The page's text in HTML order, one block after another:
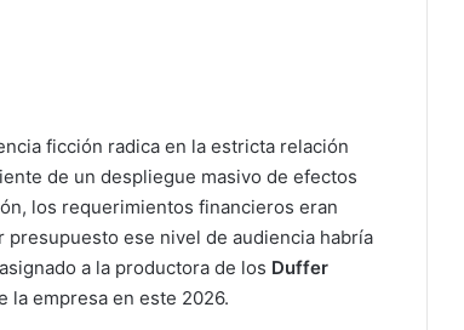
ficción radica en la estricta relación
de un despliegue masivo de efectos
los requerimientos financieros eran
ese nivel de audiencia habría
a la productora de los Duffer
la empresa en este 2026.